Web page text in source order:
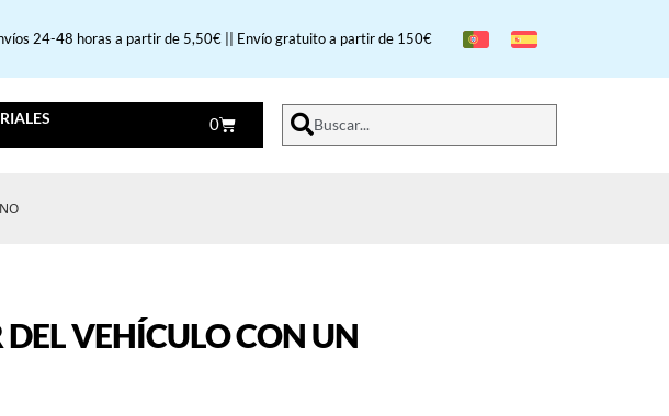
24-48 horas a partir de 5,50€ || Envío gratuito a partir de 150€
0 Buscar...
VEHÍCULO CON UN